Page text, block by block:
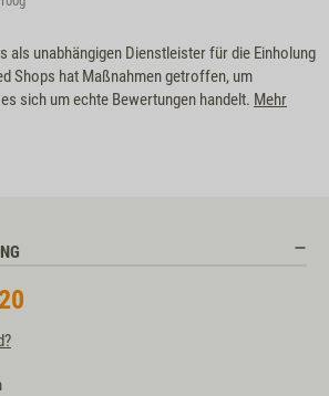
als unabhängigen Dienstleister für die Einholung
Shops hat Maßnahmen getroffen, um
sich um echte Bewertungen handelt. Mehr